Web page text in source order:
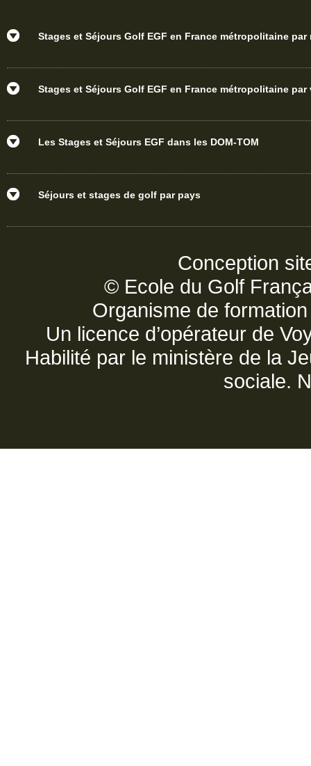
Stages et Séjours Golf EGF en France métropolitaine par
Stages et Séjours Golf EGF en France métropolitaine par
Les Stages et Séjours EGF dans les DOM-TOM
Séjours et stages de golf par pays
Conception
© Ecole du Golf
Organisme de
Un licence d’opérateur de
Habilité par le ministère de la
sociale.